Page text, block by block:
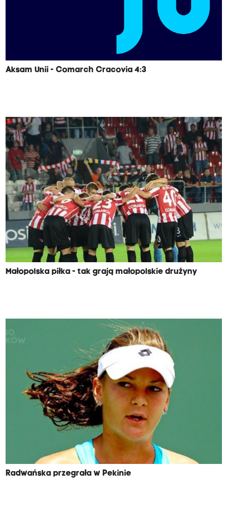
Aksam Unii - Comarch Cracovia 4:3
Małopolska piłka - tak grają małopolskie drużyny
Radwańska przegrała w Pekinie